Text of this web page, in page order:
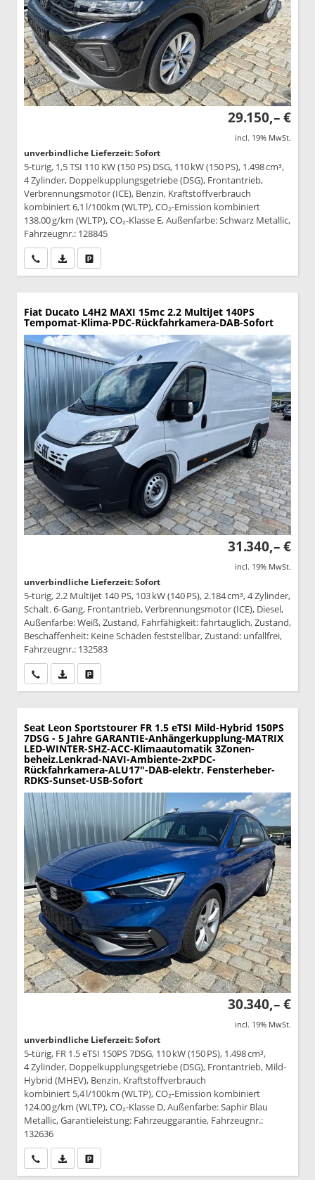
29.150,– €
incl. 19% MwSt.
unverbindliche Lieferzeit: Sofort
5-türig, 1,5 TSI 110 KW (150 PS) DSG, 110 kW (150 PS), 1.498 cm³,
4 Zylinder, Doppelkupplungsgetriebe (DSG), Frontantrieb,
Verbrennungsmotor (ICE), Benzin, Kraftstoffverbrauch
kombiniert 6,1 l/100km (WLTP), CO₂-Emission kombiniert
138.00 g/km (WLTP), CO₂-Klasse E, Außenfarbe: Schwarz Metallic,
Fahrzeugnr.: 128845
Wir rufen Sie anPDF-Datei, Fahrzeugexposé drucken
Fiat Ducato L4H2 MAXI 15mc 2.2 MultiJet 140PS
Tempomat-Klima-PDC-Rückfahrkamera-DAB-Sofort
31.340,– €
incl. 19% MwSt.
unverbindliche Lieferzeit: Sofort
5-türig, 2.2 Multijet 140 PS, 103 kW (140 PS), 2.184 cm³, 4 Zylinder,
Schalt. 6-Gang, Frontantrieb, Verbrennungsmotor (ICE), Diesel,
Außenfarbe: Weiß, Zustand, Fahrfähigkeit: fahrtauglich, Zustand,
Beschaffenheit: Keine Schäden feststellbar, Zustand: unfallfrei,
Fahrzeugnr.: 132583
Wir rufen Sie anPDF-Datei, Fahrzeugexposé drucken
Seat Leon Sportstourer FR 1.5 eTSI Mild-Hybrid 150PS
7DSG - 5 Jahre GARANTIE-Anhängerkupplung-MATRIX
LED-WINTER-SHZ-ACC-Klimaautomatik 3Zonen-
beheiz.Lenkrad-NAVI-Ambiente-2xPDC-
Rückfahrkamera-ALU17"-DAB-elektr. Fensterheber-
RDKS-Sunset-USB-Sofort
30.340,– €
incl. 19% MwSt.
unverbindliche Lieferzeit: Sofort
5-türig, FR 1.5 eTSI 150PS 7DSG, 110 kW (150 PS), 1.498 cm³,
4 Zylinder, Doppelkupplungsgetriebe (DSG), Frontantrieb, Mild-
Hybrid (MHEV), Benzin, Kraftstoffverbrauch
kombiniert 5,4 l/100km (WLTP), CO₂-Emission kombiniert
124.00 g/km (WLTP), CO₂-Klasse D, Außenfarbe: Saphir Blau
Metallic, Garantieleistung: Fahrzeuggarantie, Fahrzeugnr.:
132636
Wir rufen Sie anPDF-Datei, Fahrzeugexposé drucken